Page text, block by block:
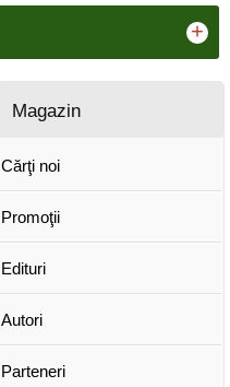
+
Magazin
Cărţi noi
Promoţii
Edituri
Autori
Parteneri